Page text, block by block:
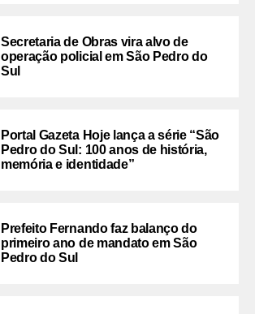
Secretaria de Obras vira alvo de
operação policial em São Pedro do
Sul
Portal Gazeta Hoje lança a série “São
Pedro do Sul: 100 anos de história,
memória e identidade”
Prefeito Fernando faz balanço do
primeiro ano de mandato em São
Pedro do Sul